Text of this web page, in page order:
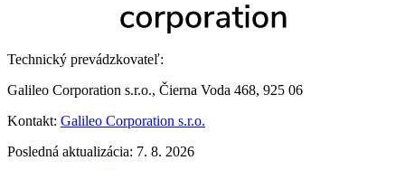
Technický prevádzkovateľ:
Galileo Corporation s.r.o., Čierna Voda 468, 925 06
Kontakt: Galileo Corporation s.r.o.
Posledná aktualizácia: 7. 8. 2026